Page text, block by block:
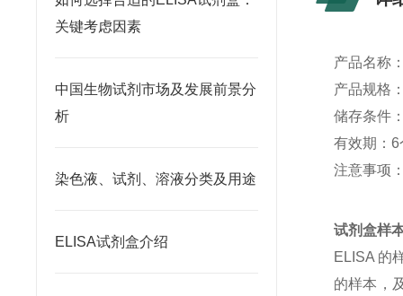
关键考虑因素
中国生物试剂市场及发展前景分
析
染色液、试剂、溶液分类及用途
ELISA试剂盒介绍
产品名称
产品规格
储存条件
有效期：6
注意事项
试剂盒样
ELISA 的
的样本，